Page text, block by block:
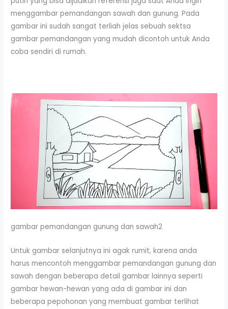
menggambar pemandangan sawah dan gunung. Pada
gambar ini sudah sangat terliah jelas sebuah sektsa
gambar pemandangan yang mudah dicontoh untuk Anda
coba sendiri di rumah.
gambar pemandangan gunung dan sawah2
Untuk gambar selanjutnya ini agak rumit, karena anda
harus mencontoh menggambar pemandangan gunung dan
sawah dengan beberapa detail gambar lainnya seperti
gambar hewan-hewan yang ada di gambar ini dan
beberapa pepohonan yang membuat gambar terlihat